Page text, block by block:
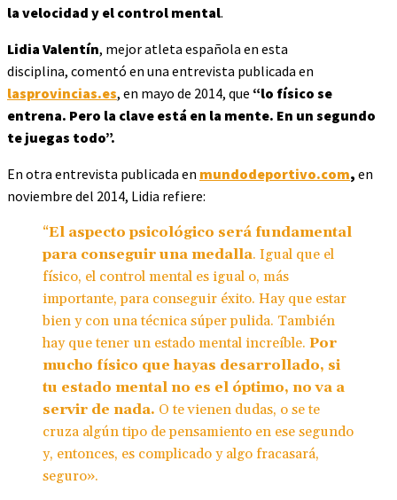
la velocidad y el control mental.
Lidia Valentín, mejor atleta española en esta
disciplina, comentó en una entrevista publicada en
lasprovincias.es, en mayo de 2014, que “lo físico se
entrena. Pero la clave está en la mente. En un segundo
te juegas todo”.
En otra entrevista publicada en mundodeportivo.com, en
noviembre del 2014, Lidia refiere:
“El aspecto psicológico será fundamental
para conseguir una medalla. Igual que el
físico, el control mental es igual o, más
importante, para conseguir éxito. Hay que estar
bien y con una técnica súper pulida. También
hay que tener un estado mental increíble. Por
mucho físico que hayas desarrollado, si
tu estado mental no es el óptimo, no va a
servir de nada. O te vienen dudas, o se te
cruza algún tipo de pensamiento en ese segundo
y, entonces, es complicado y algo fracasará,
seguro».